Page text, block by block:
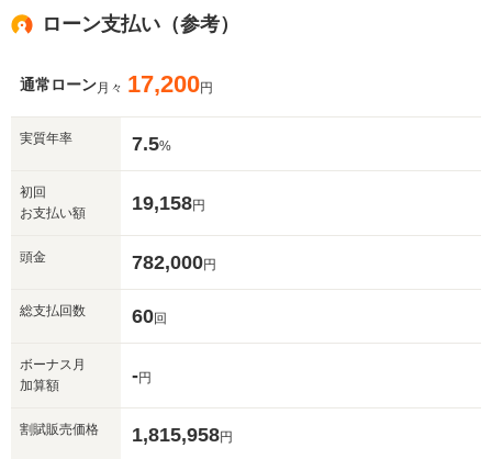
ローン支払い（参考）
通常ローン月々 17,200円
実質年率 7.5%
初回
お支払い額
19,158円
頭金 782,000円
総支払回数 60回
ボーナス月
加算額
-円
割賦販売価格 1,815,958円